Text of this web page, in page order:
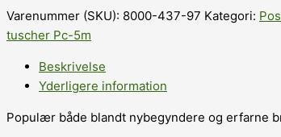
Varenummer (SKU): 8000-437-97 Kategori:
tuscher Pc-5m
Beskrivelse
Yderligere information
Populær både blandt nybegyndere og erfarne